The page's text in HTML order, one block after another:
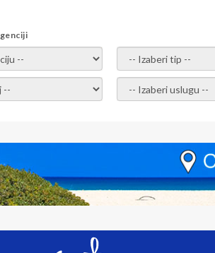
- izaberi tip -
- Izaberite uslugu -